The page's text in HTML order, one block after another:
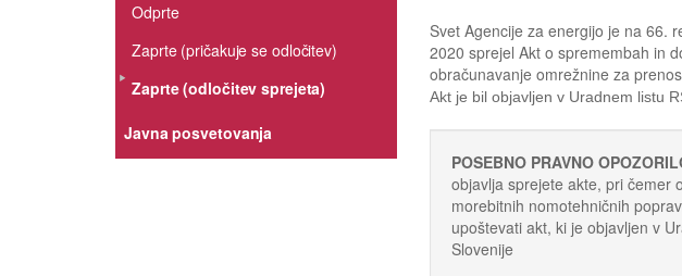
Odprte
Zaprte (pričakuje se odločitev)
Zaprte (odločitev sprejeta)
Javna posvetovanja
Svet Agencije za energijo je na 66.
2020 sprejel Akt o spremembah in
obračunavanje omrežnine za
Akt je bil objavljen v Uradnem listu
POSEBNO PRAVNO
objavlja sprejete akte, pri čemer
morebitnih nomotehničnih
upoštevati akt, ki je objavljen v
Slovenije